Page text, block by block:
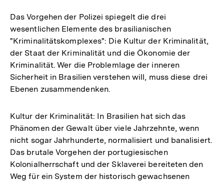
Das Vorgehen der Polizei spiegelt die drei
wesentlichen Elemente des brasilianischen
"Kriminalitätskomplexes": Die Kultur der Kriminalität,
der Staat der Kriminalität und die Ökonomie der
Kriminalität. Wer die Problemlage der inneren
Sicherheit in Brasilien verstehen will, muss diese drei
Ebenen zusammendenken.
Kultur der Kriminalität: In Brasilien hat sich das
Phänomen der Gewalt über viele Jahrzehnte, wenn
nicht sogar Jahrhunderte, normalisiert und banalisiert.
Das brutale Vorgehen der portugiesischen
Kolonialherrschaft und der Sklaverei bereiteten den
Weg für ein System der historisch gewachsenen